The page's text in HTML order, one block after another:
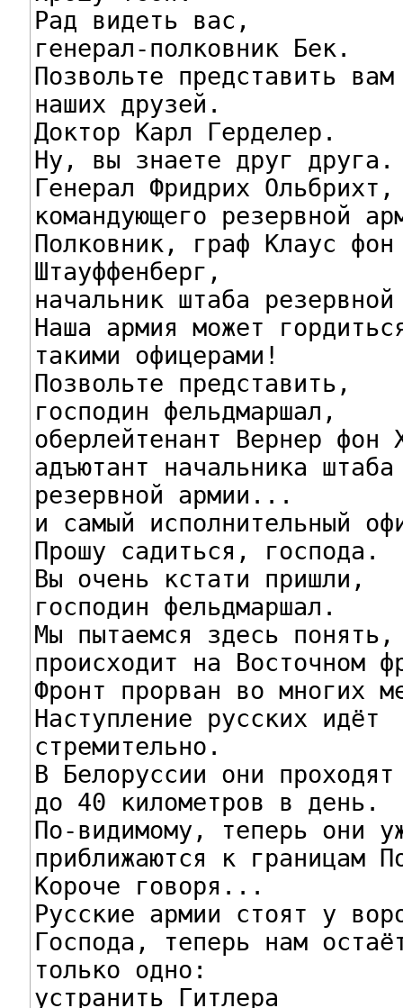
Рад видеть вас,
генерал-полковник Бек.
Позвольте представить вам
наших друзей.
Доктор Карл Герделер.
Ну, вы знаете друг друга.
Генерал Фридрих Ольбрихт,
командующего резервной
Полковник, граф Клаус фон
Штауффенберг,
начальник штаба
Наша армия может
такими офицерами!
Позвольте представить,
господин фельдмаршал,
оберлейтенант Вернер фон
адъютант начальника штаба
резервной армии...
и самый исполнительный
Прошу садиться, господа.
Вы очень кстати пришли,
господин фельдмаршал.
Мы пытаемся здесь
происходит на Восточном
Фронт прорван во многих
Наступление русских идёт
стремительно.
В Белоруссии они проходят
до 40 километров в день.
По-видимому, теперь они
приближаются к границам
Короче говоря...
Русские армии стоят у
Господа, теперь нам
только одно:
устранить Гитлера